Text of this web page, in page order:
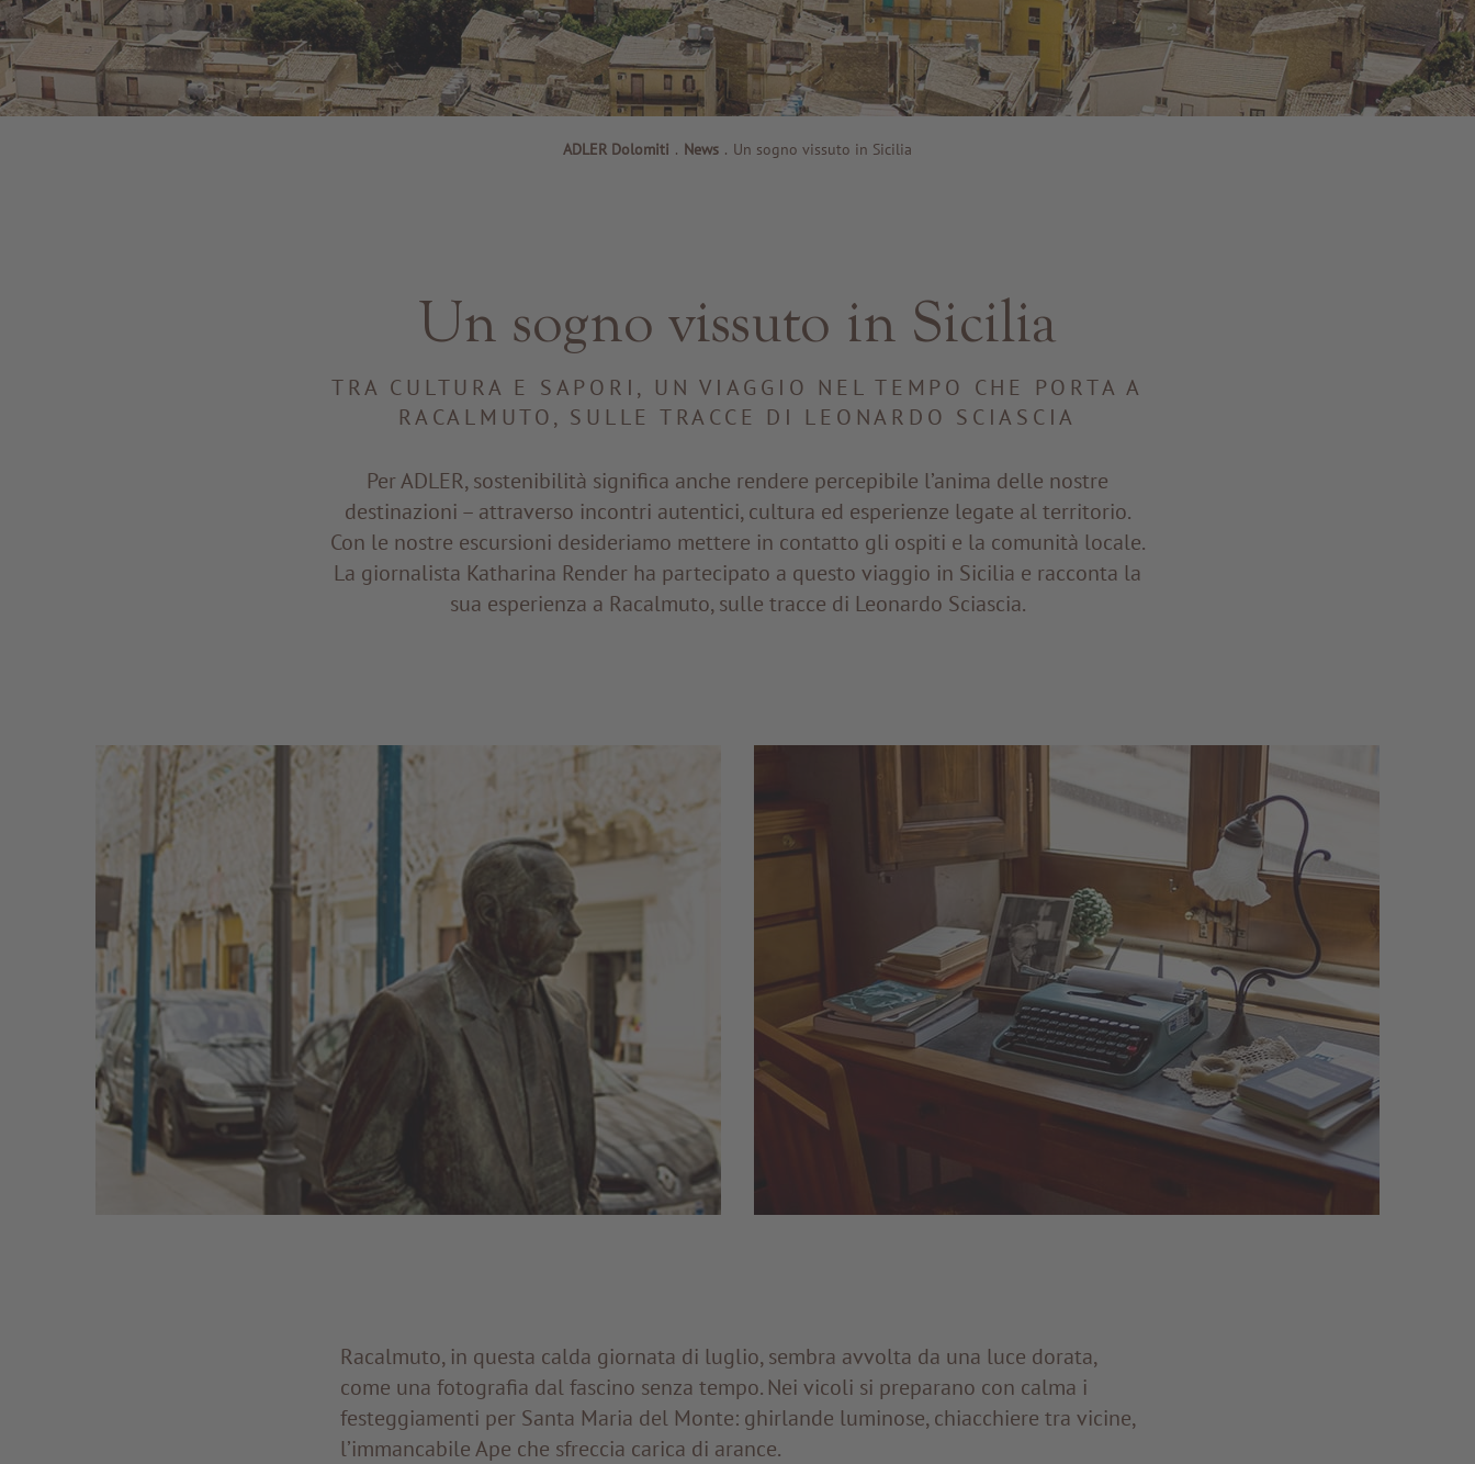
ADLER Dolomiti . News . Un sogno vissuto in Sicilia
Un sogno vissuto in Sicilia
TRA CULTURA E SAPORI, UN VIAGGIO NEL TEMPO CHE PORTA A
RACALMUTO, SULLE TRACCE DI LEONARDO SCIASCIA
Per ADLER, sostenibilità significa anche rendere percepibile l’anima delle nostre
destinazioni – attraverso incontri autentici, cultura ed esperienze legate al territorio.
Con le nostre escursioni desideriamo mettere in contatto gli ospiti e la comunità locale.
La giornalista Katharina Render ha partecipato a questo viaggio in Sicilia e racconta la
sua esperienza a Racalmuto, sulle tracce di Leonardo Sciascia.
Racalmuto, in questa calda giornata di luglio, sembra avvolta da una luce dorata,
come una fotografia dal fascino senza tempo. Nei vicoli si preparano con calma i
festeggiamenti per Santa Maria del Monte: ghirlande luminose, chiacchiere tra vicine,
l’immancabile Ape che sfreccia carica di arance.